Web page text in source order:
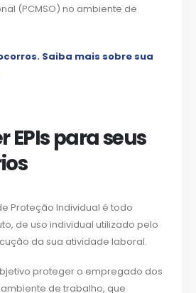
(PCMSO) no ambiente de
Saiba mais sobre sua
EPIs para seus
Proteção Individual é todo
de uso individual utilizado pelo
da sua atividade laboral.
proteger o empregado dos
de trabalho, que